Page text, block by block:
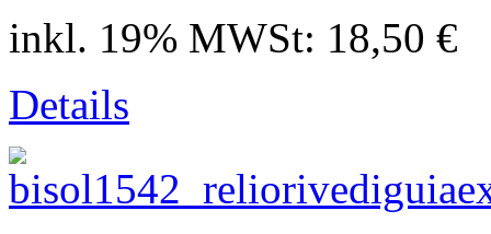
inkl. 19% MWSt: 18,50 €
Details